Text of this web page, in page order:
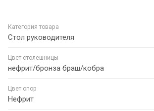
Категория товара
Стол руководителя
Цвет столешницы
нефрит/бронза браш/кобра
Цвет опор
Нефрит